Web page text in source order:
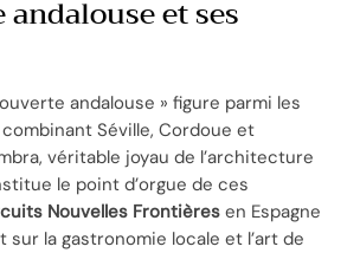
andalouse et ses
andalouse » figure parmi les
Séville, Cordoue et
véritable joyau de l’architecture
le point d’orgue de ces
Nouvelles Frontières en Espagne
sur la gastronomie locale et l’art de